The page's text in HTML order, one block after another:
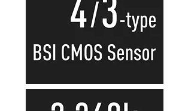
Genti, Rucsacuri, Troller foto
Genti Holster TopLoader
Genti, Troller Video
Only One Shoulder - SlingShot